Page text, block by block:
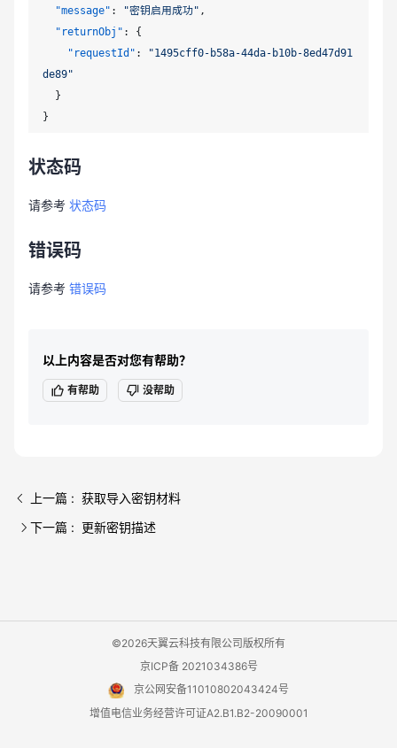
"message" : "密钥启用成功" ,
"returnObj" :
{
"requestId" :
"1495cff0-b58a-44da-b10b-8ed47d91
de89"
}
}
状态码
请参考 状态码
错误码
请参考 错误码
以上内容是否对您有帮助？
有帮助 没帮助
上一篇 : 获取导入密钥材料
下一篇 : 更新密钥描述
©2026天翼云科技有限公司版权所有
京ICP备 2021034386号
京公网安备11010802043424号
增值电信业务经营许可证A2.B1.B2-20090001